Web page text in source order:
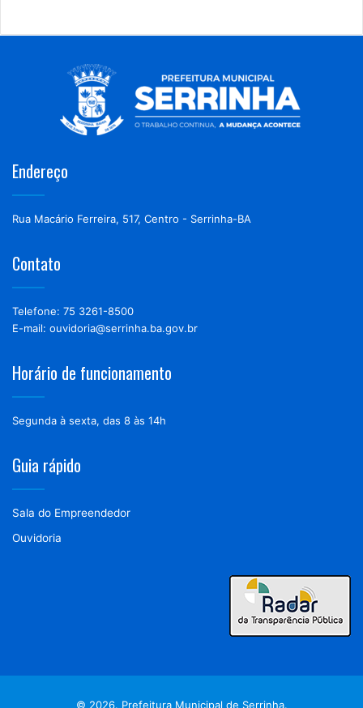
Endereço
Rua Macário Ferreira, 517, Centro - Serrinha-BA
Contato
Telefone: 75 3261-8500
E-mail: ouvidoria@serrinha.ba.gov.br
Horário de funcionamento
Segunda à sexta, das 8 às 14h
Guia rápido
Sala do Empreendedor
Ouvidoria
© 2026. Prefeitura Municipal de Serrinha.